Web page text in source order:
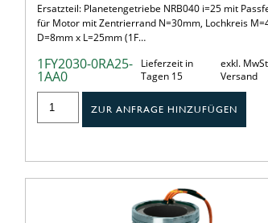
Ersatzteil: Planetengetriebe NRB040 i=25 mit
für Motor mit Zentrierrand N=30mm, Lochkreis
D=8mm x L=25mm (1F…
1FY2030-0RA25-
1AA0
Lieferzeit in
Tagen 15
exkl.
Versand
ZUR ANFRAGE HINZUFÜGEN